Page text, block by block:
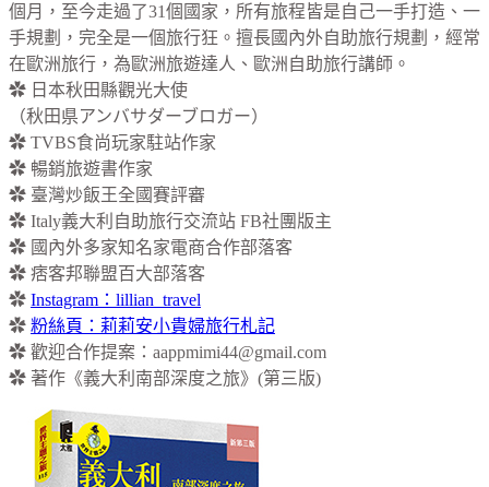
個月，至今走過了31個國家，所有旅程皆是自己一手打造、一
手規劃，完全是一個旅行狂。擅長國內外自助旅行規劃，經常
在歐洲旅行，為歐洲旅遊達人、歐洲自助旅行講師。
✿ 日本秋田縣觀光大使
（秋田県アンバサダーブロガー）
✿ TVBS食尚玩家駐站作家
✿ 暢銷旅遊書作家
✿ 臺灣炒飯王全國賽評審
✿ Italy義大利自助旅行交流站 FB社團版主
✿ 國內外多家知名家電商合作部落客
✿ 痞客邦聯盟百大部落客
✿ Instagram：lillian_travel
✿ 粉絲頁：莉莉安小貴婦旅行札記
✿ 歡迎合作提案： aappmimi44@gmail.com
✿ 著作《義大利南部深度之旅》(第三版)